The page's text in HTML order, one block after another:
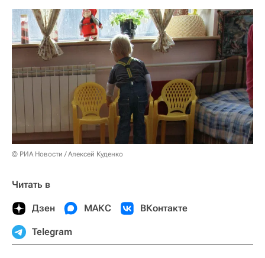
© РИА Новости / Алексей Куденко
Читать в
Дзен МАКС ВКонтакте
Telegram